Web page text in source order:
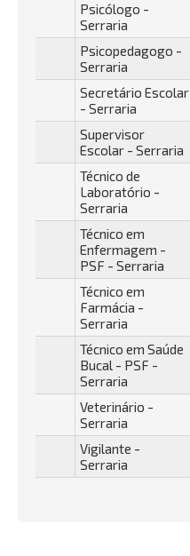
Psicólogo -
Serraria
Psicopedagogo -
Serraria
Secretário Escolar
- Serraria
Supervisor
Escolar - Serraria
Técnico de
Laboratório -
Serraria
Técnico em
Enfermagem -
PSF - Serraria
Técnico em
Farmácia -
Serraria
Técnico em Saúde
Bucal - PSF -
Serraria
Veterinário -
Serraria
Vigilante -
Serraria